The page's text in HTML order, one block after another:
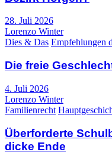
28. Juli 2026
Lorenzo Winter
Dies & Das Empfehlungen
Die freie
4. Juli 2026
Lorenzo Winter
Familienrecht
Überforderte
dicke Ende